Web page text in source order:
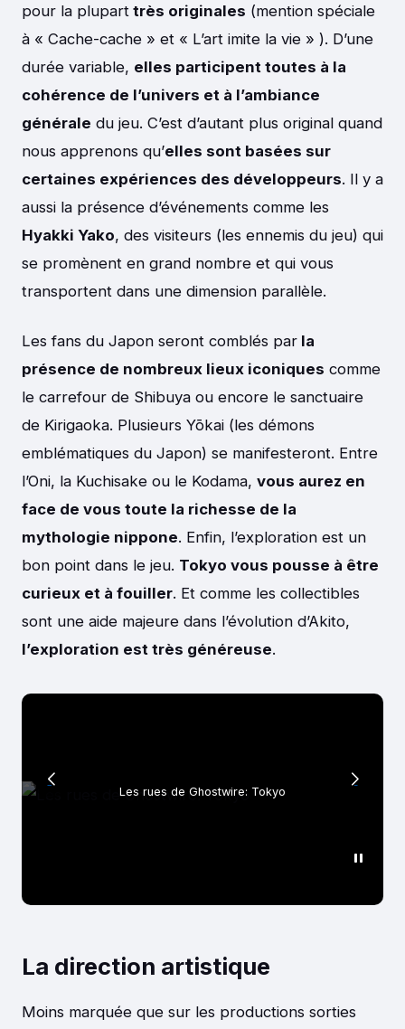
pour la plupart très originales (mention spéciale
à « Cache-cache » et « L’art imite la vie » ). D’une
durée variable, elles participent toutes à la
cohérence de l’univers et à l’ambiance
générale du jeu. C’est d’autant plus original quand
nous apprenons qu’elles sont basées sur
certaines expériences des développeurs. Il y a
aussi la présence d’événements comme les
Hyakki Yako, des visiteurs (les ennemis du jeu) qui
se promènent en grand nombre et qui vous
transportent dans une dimension parallèle.
Les fans du Japon seront comblés par la
présence de nombreux lieux iconiques comme
le carrefour de Shibuya ou encore le sanctuaire
de Kirigaoka. Plusieurs Yōkai (les démons
emblématiques du Japon) se manifesteront. Entre
l’Oni, la Kuchisake ou le Kodama, vous aurez en
face de vous toute la richesse de la
mythologie nippone. Enfin, l’exploration est un
bon point dans le jeu. Tokyo vous pousse à être
curieux et à fouiller. Et comme les collectibles
sont une aide majeure dans l’évolution d’Akito,
l’exploration est très généreuse.
Les rues de Ghostwire: Tokyo
La direction artistique
Moins marquée que sur les productions sorties